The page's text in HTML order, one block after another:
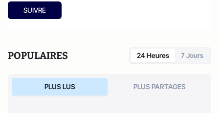
SUIVRE
POPULAIRES 24 Heures 7 Jours
PLUS LUS PLUS PARTAGES